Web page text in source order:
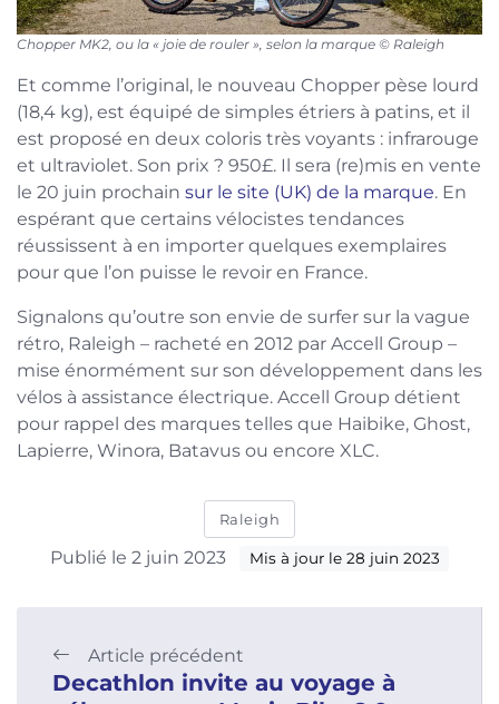
Chopper MK2, ou la « joie de rouler », selon la marque © Raleigh
Et comme l’original, le nouveau Chopper pèse lourd
(18,4 kg), est équipé de simples étriers à patins, et il
est proposé en deux coloris très voyants : infrarouge
et ultraviolet. Son prix ? 950£. Il sera (re)mis en vente
le 20 juin prochain sur le site (UK) de la marque. En
espérant que certains vélocistes tendances
réussissent à en importer quelques exemplaires
pour que l’on puisse le revoir en France.
Signalons qu’outre son envie de surfer sur la vague
rétro, Raleigh – racheté en 2012 par Accell Group –
mise énormément sur son développement dans les
vélos à assistance électrique. Accell Group détient
pour rappel des marques telles que Haibike, Ghost,
Lapierre, Winora, Batavus ou encore XLC.
Raleigh
Publié le 2 juin 2023 Mis à jour le 28 juin 2023
Article précédent
Decathlon invite au voyage à